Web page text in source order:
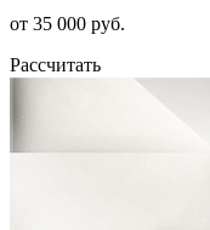
от 35 000 руб.
Рассчитать